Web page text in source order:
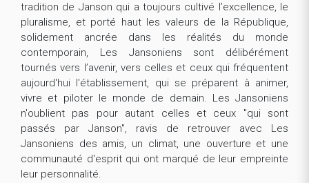
tradition de Janson qui a toujours cultivé l’excellence, le
pluralisme, et porté haut les valeurs de la République,
solidement ancrée dans les réalités du monde
contemporain, Les Jansoniens sont délibérément
tournés vers l’avenir, vers celles et ceux qui fréquentent
aujourd'hui l'établissement, qui se préparent à animer,
vivre et piloter le monde de demain. Les Jansoniens
n'oublient pas pour autant celles et ceux "qui sont
passés par Janson", ravis de retrouver avec Les
Jansoniens des amis, un climat, une ouverture et une
communauté d'esprit qui ont marqué de leur empreinte
leur personnalité.